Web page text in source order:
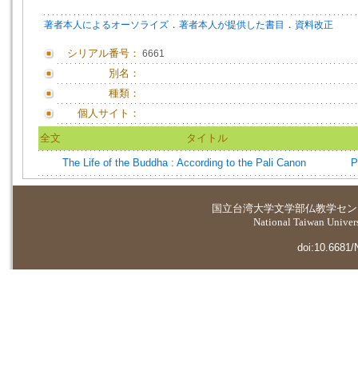
著者本人によるオーソライズ ． 著者本人が提供した書目 ． 資料改正
シリアル番号： 6661
別名：
種類：
個人サイト：
全文 タイトル
The Life of the Buddha : According to the Pali Canon
国立台湾大学文学部仏教学セ
National Taiwan
doi:10.6681/